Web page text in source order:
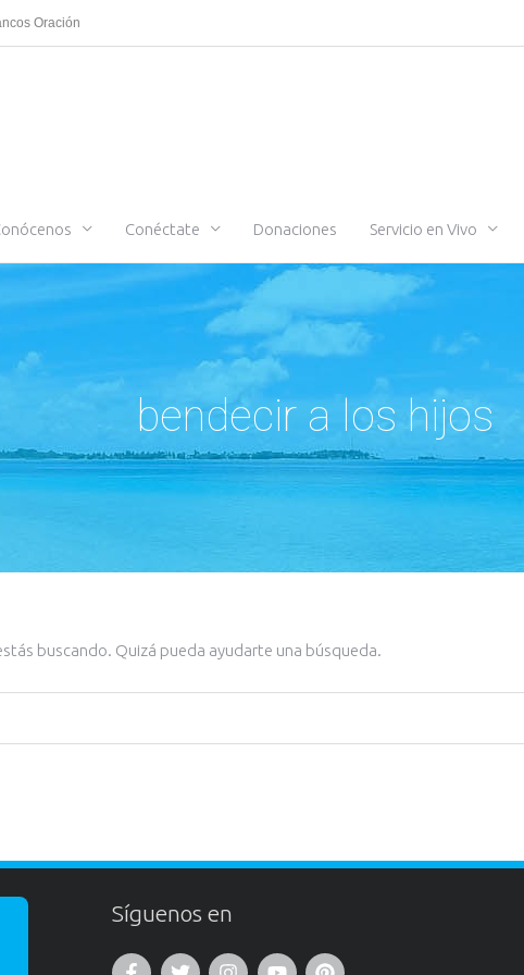
Oración
Conéctate Donaciones Servicio en Vivo
bendecir a los hijos
buscando. Quizá pueda ayudarte una búsqueda.
Síguenos en